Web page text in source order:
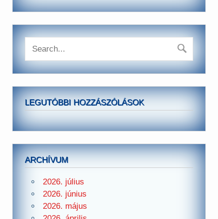
LEGUTÓBBI HOZZÁSZÓLÁSOK
ARCHÍVUM
2026. július
2026. június
2026. május